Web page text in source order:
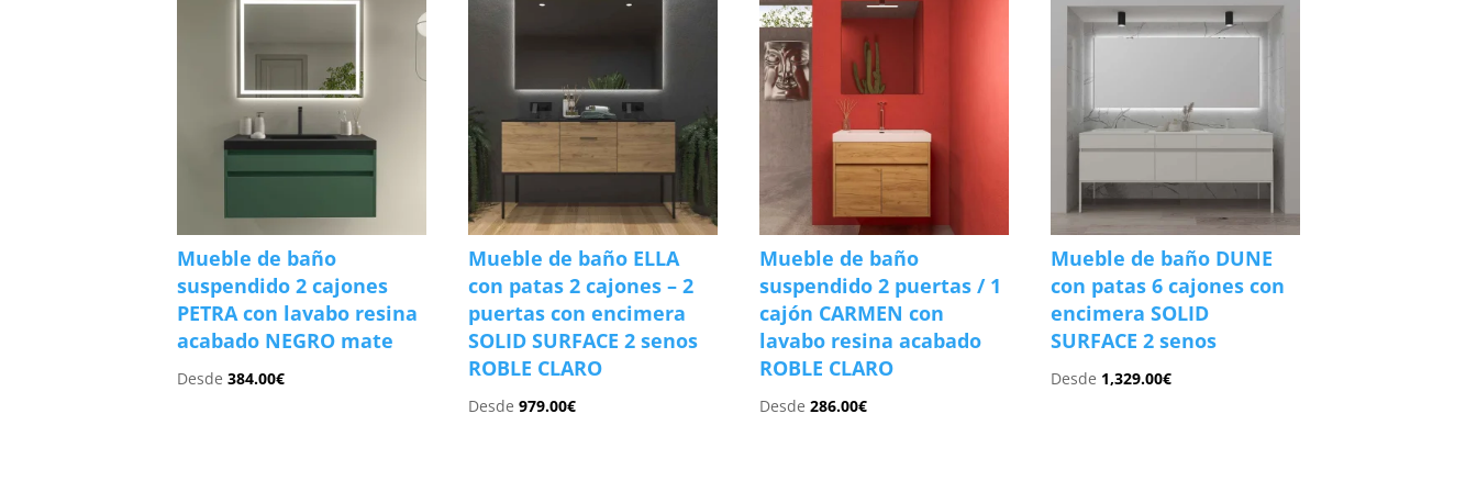
Mueble de baño
suspendido 2 cajones
PETRA con lavabo resina
acabado NEGRO mate
Desde384.00€
Mueble de baño ELLA
con patas 2 cajones – 2
puertas con encimera
SOLID SURFACE 2 senos
ROBLE CLARO
Desde979.00€
Mueble de baño
suspendido 2 puertas / 1
cajón CARMEN con
lavabo resina acabado
ROBLE CLARO
Desde286.00€
Mueble de baño DUNE
con patas 6 cajones con
encimera SOLID
SURFACE 2 senos
Desde 1,329.00€